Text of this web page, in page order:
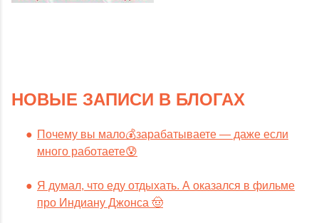
НОВЫЕ ЗАПИСИ В БЛОГАХ
Почему вы мало💰зарабатываете — даже если
много работаете😰
Я думал, что еду отдыхать. А оказался в фильме
про Индиану Джонса 🤠